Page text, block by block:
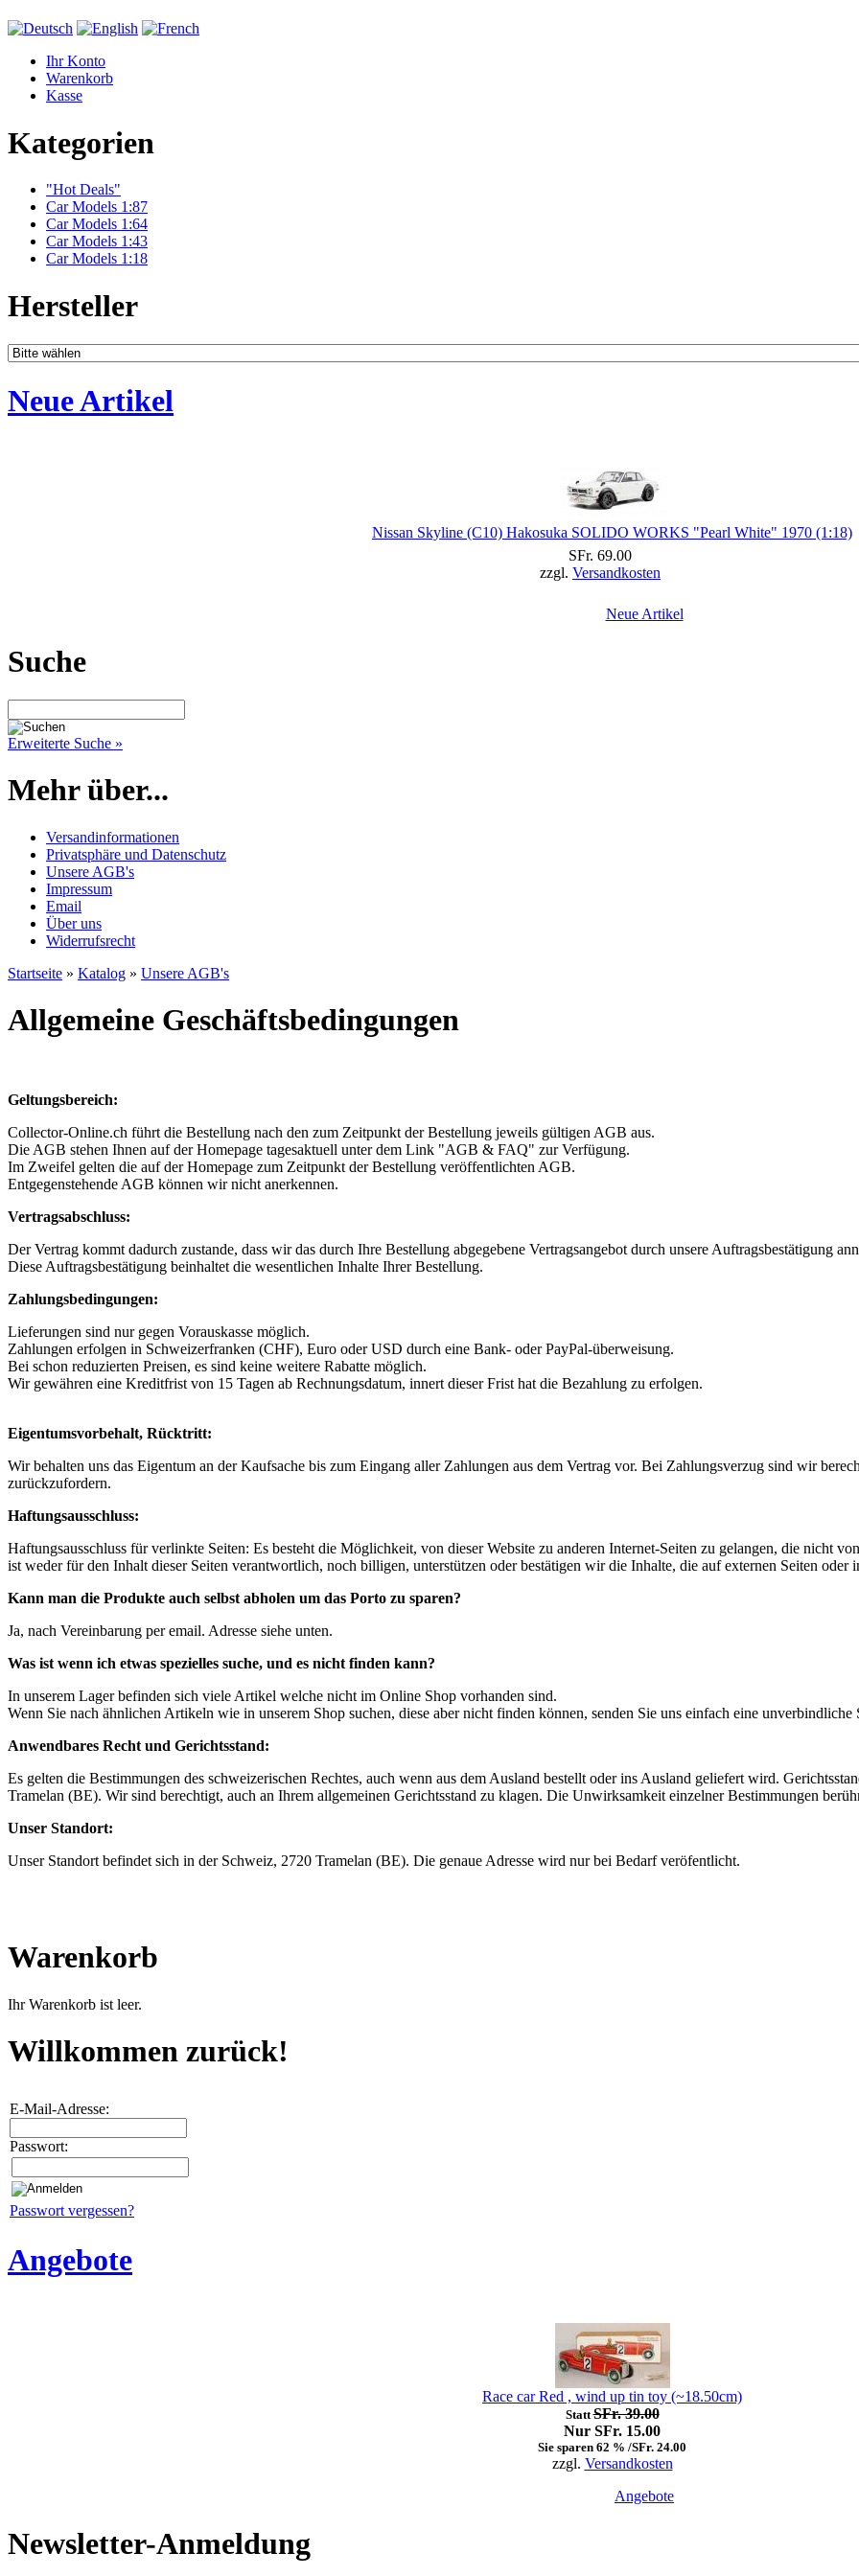
Ihr Konto
Warenkorb
Kasse
Kategorien
"Hot Deals"
Car Models 1:87
Car Models 1:64
Car Models 1:43
Car Models 1:18
Hersteller
Neue Artikel
Nissan Skyline (C10) Hakosuka SOLIDO WORKS "Pearl White" 1970 (1:18)
SFr. 69.00
zzgl. Versandkosten
Neue Artikel
Suche
Erweiterte Suche »
Mehr über...
Versandinformationen
Privatsphäre und Datenschutz
Unsere AGB's
Impressum
Email
Über uns
Widerrufsrecht
Startseite » Katalog » Unsere AGB's
Allgemeine Geschäftsbedingungen
Geltungsbereich:
Collector-Online.ch führt die Bestellung nach den zum Zeitpunkt der Bestellung jeweils gültigen AGB aus.
Die AGB stehen Ihnen auf der Homepage tagesaktuell unter dem Link "AGB & FAQ" zur Verfügung.
Im Zweifel gelten die auf der Homepage zum Zeitpunkt der Bestellung veröffentlichten AGB.
Entgegenstehende AGB können wir nicht anerkennen.
Vertragsabschluss:
Der Vertrag kommt dadurch zustande, dass wir das durch Ihre Bestellung abgegebene Vertragsangebot durch unsere Auftragsbestätigung
Diese Auftragsbestätigung beinhaltet die wesentlichen Inhalte Ihrer Bestellung.
Zahlungsbedingungen:
Lieferungen sind nur gegen Vorauskasse möglich.
Zahlungen erfolgen in Schweizerfranken (CHF), Euro oder USD durch eine Bank- oder PayPal-überweisung.
Bei schon reduzierten Preisen, es sind keine weitere Rabatte möglich.
Wir gewähren eine Kreditfrist von 15 Tagen ab Rechnungsdatum, innert dieser Frist hat die Bezahlung zu erfolgen.
Eigentumsvorbehalt, Rücktritt:
Wir behalten uns das Eigentum an der Kaufsache bis zum Eingang aller Zahlungen aus dem Vertrag vor. Bei Zahlungsverzug sind wir
zurückzufordern.
Haftungsausschluss:
Haftungsausschluss für verlinkte Seiten: Es besteht die Möglichkeit, von dieser Website zu anderen Internet-Seiten zu gelangen, die nicht
ist weder für den Inhalt dieser Seiten verantwortlich, noch billigen, unterstützen oder bestätigen wir die Inhalte, die auf externen Seiten oder
Kann man die Produkte auch selbst abholen um das Porto zu sparen?
Ja, nach Vereinbarung per email. Adresse siehe unten.
Was ist wenn ich etwas spezielles suche, und es nicht finden kann?
In unserem Lager befinden sich viele Artikel welche nicht im Online Shop vorhanden sind.
Wenn Sie nach ähnlichen Artikeln wie in unserem Shop suchen, diese aber nicht finden können, senden Sie uns einfach eine
Anwendbares Recht und Gerichtsstand:
Es gelten die Bestimmungen des schweizerischen Rechtes, auch wenn aus dem Ausland bestellt oder ins Ausland geliefert wird.
Tramelan (BE). Wir sind berechtigt, auch an Ihrem allgemeinen Gerichtsstand zu klagen. Die Unwirksamkeit einzelner Bestimmungen
Unser Standort:
Unser Standort befindet sich in der Schweiz, 2720 Tramelan (BE). Die genaue Adresse wird nur bei Bedarf veröfentlicht.
Warenkorb
Ihr Warenkorb ist leer.
Willkommen zurück!
E-Mail-Adresse:
Passwort:
Passwort vergessen?
Angebote
Race car Red , wind up tin toy (~18.50cm)
StattSFr. 39.00
Nur SFr. 15.00
Sie sparen 62 % /SFr. 24.00
zzgl. Versandkosten
Angebote
Newsletter-Anmeldung